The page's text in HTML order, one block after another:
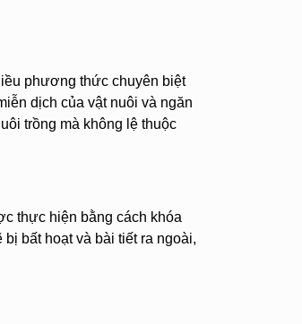
phương thức chuyên biệt
dịch của vật nuôi và ngăn
trồng mà không lệ thuộc
thực hiện bằng cách khóa
bất hoạt và bài tiết ra ngoài,